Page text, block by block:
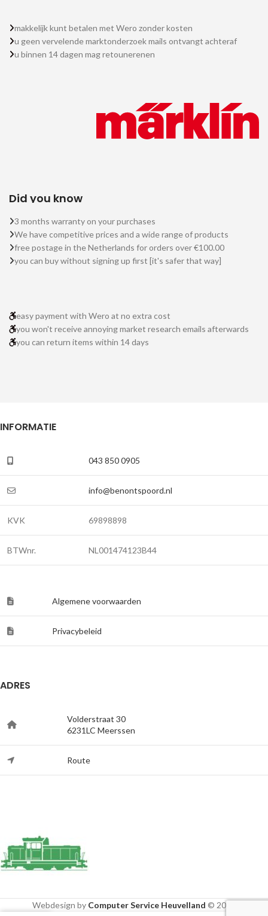
makkelijk kunt betalen met Wero zonder kosten
u geen vervelende marktonderzoek mails ontvangt achteraf
u binnen 14 dagen mag retounerenen
Did you know
3 months warranty on your purchases
We have competitive prices and a wide range of products
free postage in the Netherlands for orders over €100.00
you can buy without signing up first [it's safer that way]
easy payment with Wero at no extra cost
you won't receive annoying market research emails afterwards
you can return items within 14 days
INFORMATIE
043 850 0905
info@benontspoord.nl
KVK 69898898
BTWnr. NL001474123B44
Algemene voorwaarden
Privacybeleid
ADRES
Volderstraat 30
6231LC Meerssen
Route
Webdesign by Computer Service Heuvelland © 2020